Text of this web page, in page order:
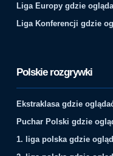
Liga Europy gdzie
Liga Konferencji gdzie
Polskie rozgrywki
Ekstraklasa gdzie
Puchar Polski gdzie
1. liga polska gdzie